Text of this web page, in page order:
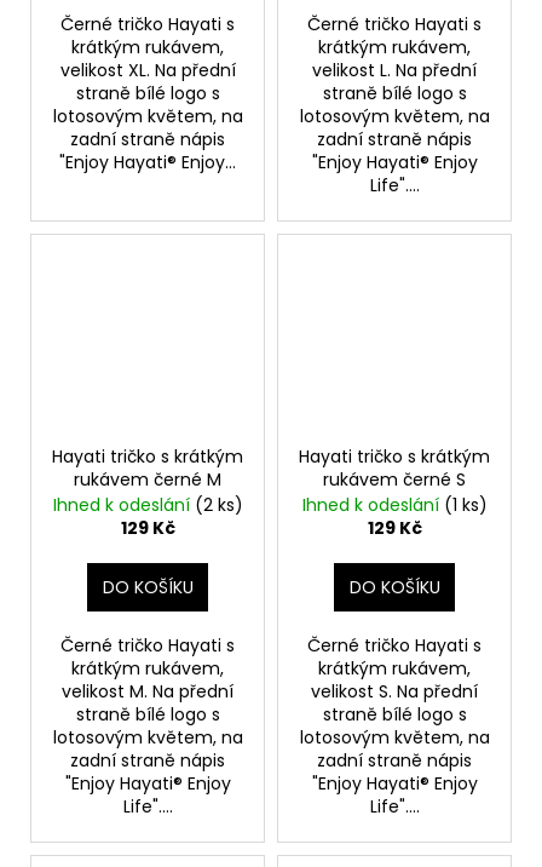
Černé tričko Hayati s
krátkým rukávem,
velikost XL. Na přední
straně bílé logo s
lotosovým květem, na
zadní straně nápis
"Enjoy Hayati® Enjoy...
Černé tričko Hayati s
krátkým rukávem,
velikost L. Na přední
straně bílé logo s
lotosovým květem, na
zadní straně nápis
"Enjoy Hayati® Enjoy
Life"....
Hayati tričko s krátkým
rukávem černé M
Ihned k odeslání (2 ks)
129 Kč
DO KOŠÍKU
Černé tričko Hayati s
krátkým rukávem,
velikost M. Na přední
straně bílé logo s
lotosovým květem, na
zadní straně nápis
"Enjoy Hayati® Enjoy
Life"....
Hayati tričko s krátkým
rukávem černé S
Ihned k odeslání (1 ks)
129 Kč
DO KOŠÍKU
Černé tričko Hayati s
krátkým rukávem,
velikost S. Na přední
straně bílé logo s
lotosovým květem, na
zadní straně nápis
"Enjoy Hayati® Enjoy
Life"....